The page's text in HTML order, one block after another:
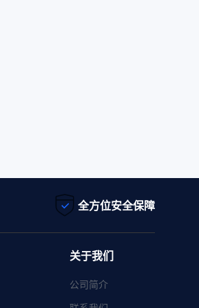
全方位安全保障
关于我们
公司简介